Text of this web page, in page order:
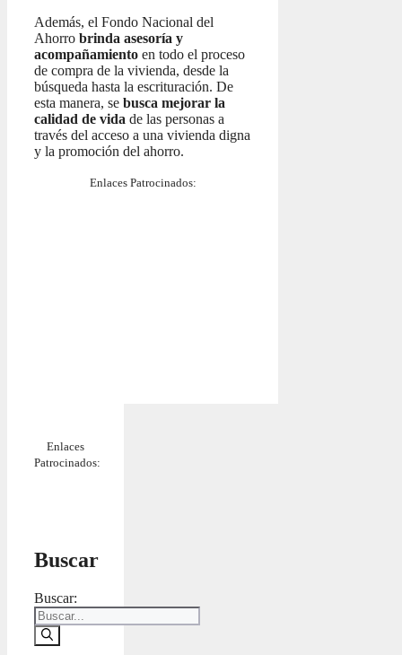
Además, el Fondo Nacional del
Ahorro brinda asesoría y
acompañamiento en todo el proceso
de compra de la vivienda, desde la
búsqueda hasta la escrituración. De
esta manera, se busca mejorar la
calidad de vida de las personas a
través del acceso a una vivienda digna
y la promoción del ahorro.
Enlaces Patrocinados:
Enlaces
Patrocinados:
Buscar
Buscar: